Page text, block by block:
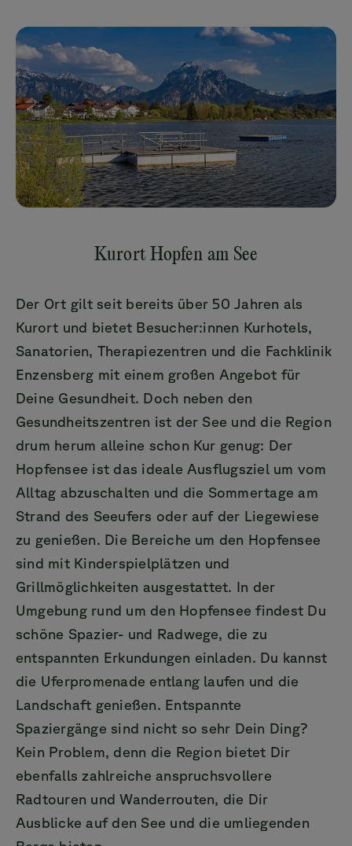
Kurort Hopfen am See
Der Ort gilt seit bereits über 50 Jahren als
Kurort und bietet Besucher:innen Kurhotels,
Sanatorien, Therapiezentren und die Fachklinik
Enzensberg mit einem großen Angebot für
Deine Gesundheit. Doch neben den
Gesundheitszentren ist der See und die Region
drum herum alleine schon Kur genug: Der
Hopfensee ist das ideale Ausflugsziel um vom
Alltag abzuschalten und die Sommertage am
Strand des Seeufers oder auf der Liegewiese
zu genießen. Die Bereiche um den Hopfensee
sind mit Kinderspielplätzen und
Grillmöglichkeiten ausgestattet. In der
Umgebung rund um den Hopfensee findest Du
schöne Spazier- und Radwege, die zu
entspannten Erkundungen einladen. Du kannst
die Uferpromenade entlang laufen und die
Landschaft genießen. Entspannte
Spaziergänge sind nicht so sehr Dein Ding?
Kein Problem, denn die Region bietet Dir
ebenfalls zahlreiche anspruchsvollere
Radtouren und Wanderrouten, die Dir
Ausblicke auf den See und die umliegenden